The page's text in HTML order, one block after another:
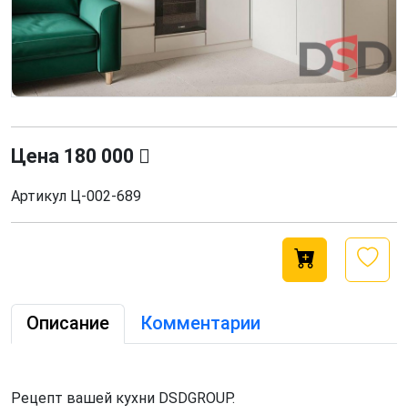
Цена 180 000
Артикул Ц-002-689
Описание Комментарии
Рецепт вашей кухни DSDGROUP.